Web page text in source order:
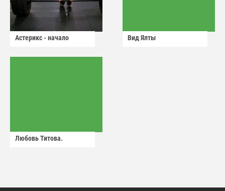
Астерикс - начало Вид Ялты
Любовь Титова.